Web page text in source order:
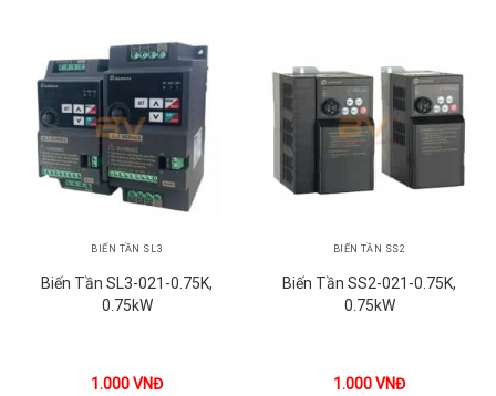
BIẾN TẦN SL3
Biến Tần SL3-021-0.75K,
0.75kW
1.000VNĐ
BIẾN TẦN SS2
Biến Tần SS2-021-0.75K,
0.75kW
1.000VNĐ